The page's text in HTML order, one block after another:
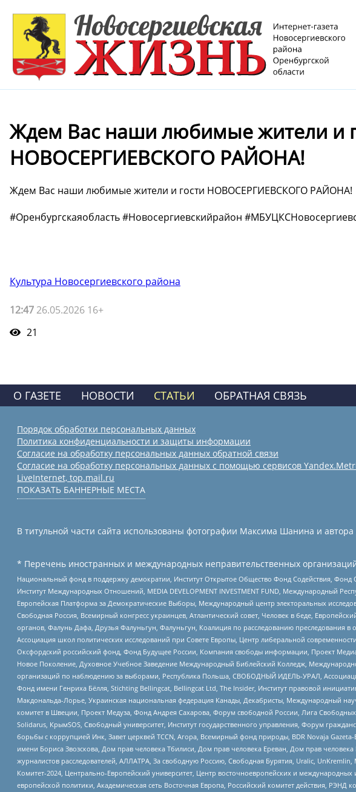
Ждем Вас наши любимые жители и
НОВОСЕРГИЕВСКОГО РАЙОНА!
Ждем Вас наши любимые жители и гости НОВОСЕРГИЕВСКОГО РАЙОНА!
#Оренбургскаяобласть #Новосергиевскийрайон
Культура Новосергиевского района
12:47 26.05.2026 16+
21
О ГАЗЕТЕ НОВОСТИ СТАТЬИ ОБРАТНАЯ СВЯЗЬ
Порядок обработки персональных данных
Политика конфиденциальности и защиты информации
Согласие на обработку персональных данных обратной связи
Согласие на обработку персональных данных с помощью сервисов
LiveInternet, top.mail.ru
ПОКАЗАТЬ БАННЕРНЫЕ МЕСТА
В титульной части сайта использованы фотографии Максима Шанина и
* Перечень иностранных и международных неправительственных
Национальный фонд в поддержку демократии, Институт Открытое Общество Фонд Содействия,
Институт Международных Отношений, MEDIA DEVELOPMENT INVESTMENT FUND, Международный
Европейская Платформа за Демократические Выборы, Международный центр электоральных
Свободная Россия, Всемирный конгресс украинцев, Атлантический совет, Человек в беде,
органов, Фалунь Дафа, Друзья Фалуньгун, Фалуньгун, Коалиция по расследованию преследования
Ассоциация школ политических исследований при Совете Европы, Центр либеральной
Оксфордский российский фонд, Фонд Будущее России, Компания свободы информации, Проект
Новое Поколение, Духовное Учебное Заведение Международный Библейский Колледж,
организаций по наблюдению за выборами, Республика Польша, СВОБОДНЫЙ ИДЕЛЬ-УРАЛ,
Фонд имени Генриха Бёлля, Stichting Bellingcat, Bellingcat Ltd, The Insider, Институт правовой
Макдональда-Лорье, Украинская национальная федерация Канады, Декабристы, Международный
комитет в Швеции, Проект Медуза, Фонд Андрея Сахарова, Форум свободной России, Лига
Solidarus, КрымSOS, Свободный университет, Институт государственного управления, Форум
борьбы с коррупцией Инк, Завет церквей TCCN, Агора, Всемирный фонд природы, BDR Novaja
имени Бориса Звозскова, Дом прав человека Тбилиси, Дом прав человека Ереван, Дом прав
журналистов расследователей, АЛЛАТРА, За свободную Россию, Свободная Бурятия, Uralic,
Комитет-2024, Центрально-Европейский университет, Центр восточноевропейских и
европейской политики, Академическая сеть Восточная Европа, Российский комитет действия,